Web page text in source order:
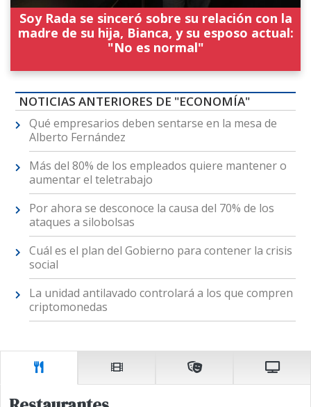
Soy Rada se sinceró sobre su relación con la
madre de su hija, Bianca, y su esposo actual:
"No es normal"
NOTICIAS ANTERIORES DE "ECONOMÍA"
Qué empresarios deben sentarse en la mesa de
Alberto Fernández
Más del 80% de los empleados quiere mantener o
aumentar el teletrabajo
Por ahora se desconoce la causa del 70% de los
ataques a silobolsas
Cuál es el plan del Gobierno para contener la crisis
social
La unidad antilavado controlará a los que compren
criptomonedas